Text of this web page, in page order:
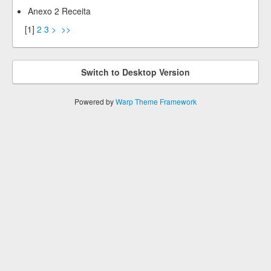
Anexo 2 Receita
[1] 2 3 > >>
Switch to Desktop Version
Powered byWarp Theme Framework